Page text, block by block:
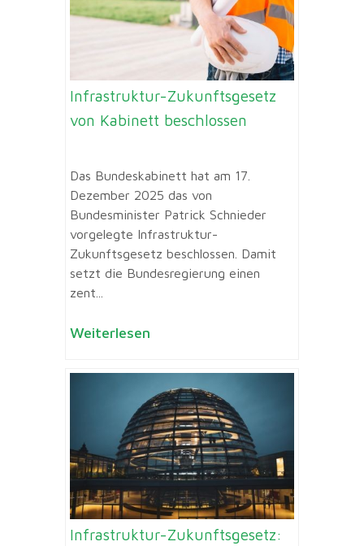
Infrastruktur-Zukunftsgesetz
von Kabinett beschlossen
Das Bundeskabinett hat am 17.
Dezember 2025 das von
Bundesminister Patrick Schnieder
vorgelegte Infrastruktur-
Zukunftsgesetz beschlossen. Damit
setzt die Bundesregierung einen
zent...
Weiterlesen
Infrastruktur-Zukunftsgesetz: